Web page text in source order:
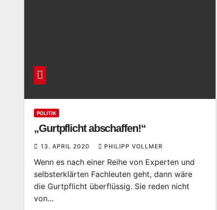
POLITIK
„Gurtpflicht abschaffen!“
13. APRIL 2020 PHILIPP VOLLMER
Wenn es nach einer Reihe von Experten und
selbsterklärten Fachleuten geht, dann wäre
die Gurtpflicht überflüssig. Sie reden nicht
von…